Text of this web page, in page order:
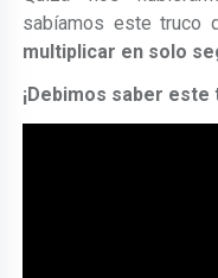
sabíamos este truco
multiplicar en solo
¡Debimos saber